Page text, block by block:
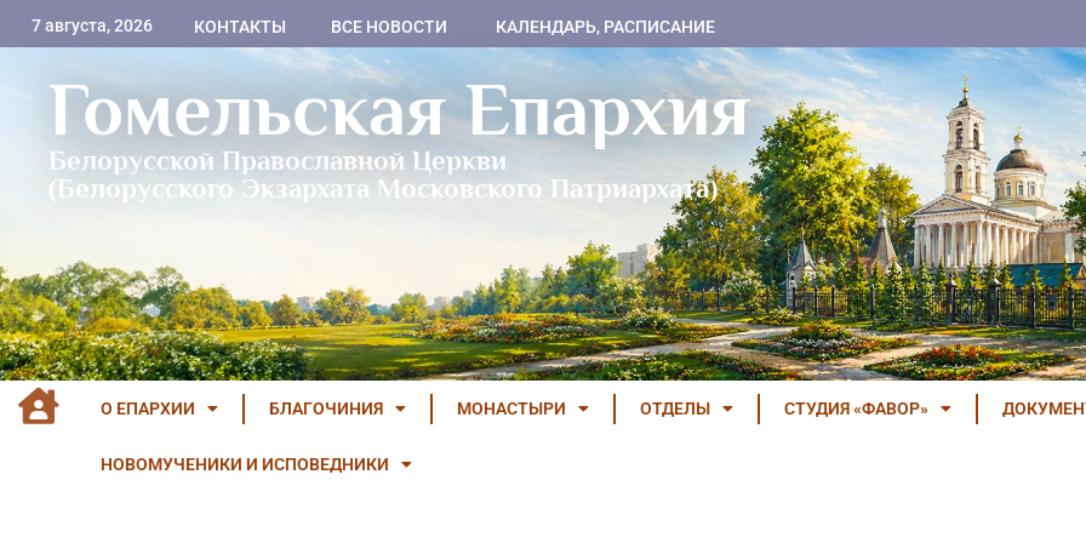
7 августа, 2026 КОНТАКТЫ ВСЕ НОВОСТИ КАЛЕНДАРЬ, РАСПИСАНИЕ
Гомельская Епархия
Белорусской Православной Церкви
(Белорусского Экзархата Московского Патриархата)
О ЕПАРХИИ БЛАГОЧИНИЯ МОНАСТЫРИ ОТДЕЛЫ СТУДИЯ «ФАВОР»
НОВОМУЧЕНИКИ И ИСПОВЕДНИКИ